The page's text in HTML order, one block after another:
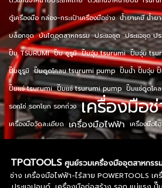
ตู้เครื่องมือ กล่อง-กระเป๋าเครื่องมือช่าง น้ำยาเคมี น้ำย
บล็อกชุด บันไดอุตสาหกรรม ประแจชุด ประแจชุด ป
ปั๊ม TSURUMI ปั๊ม ซูรูมิ ปั๊มจุ่ม tsurumi ปั๊มจุ่ม
ปั๊มซูรูมิ ปั๊มดูดโคลน tsurumi pump ปั๊มน้ำ ปั๊มจุ่ม
ปั๊มแช่ tsurumi ปั๊มแช่ tsurumi pump ปั๊มแช่ดูดโค
รอกโซ่ รอกโยก รอกถ่วง เครื่องมือ
เครื่องมือวัดละเอียด เครื่องมือไฟฟ้า เครื่องมือไ
TPQTOOLS ศูนย์รวมเครื่องมืออุตสาหกรร
ช่าง เครื่องมือไฟฟ้า-ไร้สาย POWERTOOLS